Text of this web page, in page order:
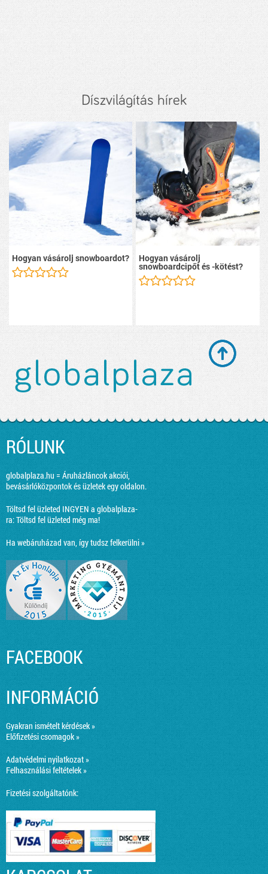
Díszvilágítás hírek
Hogyan vásárolj snowboardot? Hogyan vásárolj
snowboardcipőt és -kötést?
RÓLUNK
globalplaza.hu = Áruházláncok akciói,
bevásárlóközpontok és üzletek egy oldalon.
Töltsd fel üzleted INGYEN a globalplaza-
ra:Töltsd fel üzleted még ma!
Ha webáruházad van, így tudsz felkerülni »
FACEBOOK
INFORMÁCIÓ
Gyakran ismételt kérdések »
Előfizetési csomagok »
Adatvédelmi nyilatkozat »
Felhasználási feltételek »
Fizetési szolgáltatónk: